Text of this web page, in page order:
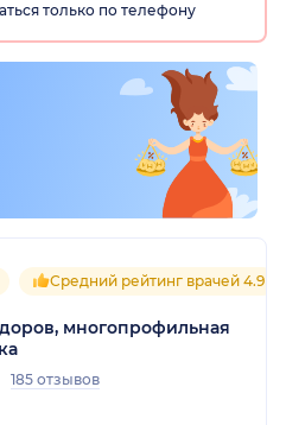
только по телефону
Средний рейтинг врачей 4.9
многопрофильная
185 отзывов